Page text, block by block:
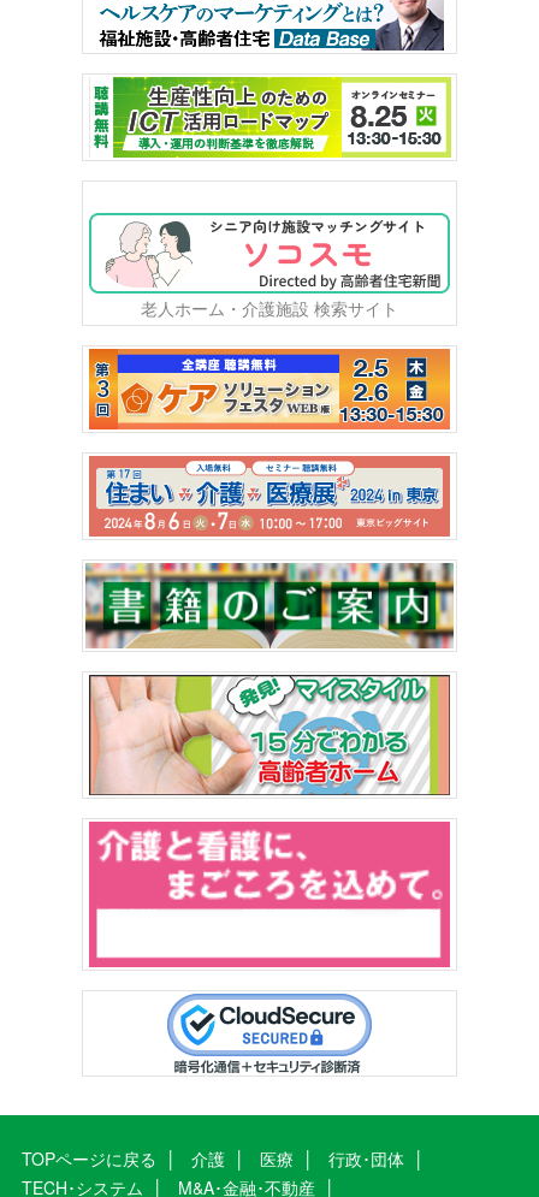
老人ホーム・介護施設 検索サイト
TOPページに戻る 介護 医療
行政･団体
TECH･システム
M&A･金融･不動産